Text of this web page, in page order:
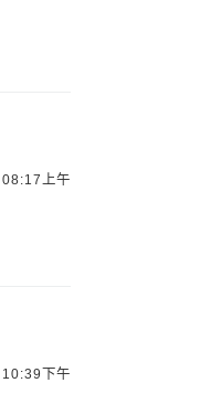
08:17上午
10:39下午